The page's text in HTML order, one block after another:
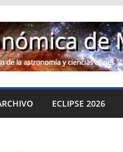
ECLIPSE 2026